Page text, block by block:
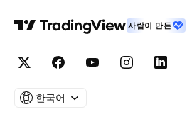
사람이 만든
한국어